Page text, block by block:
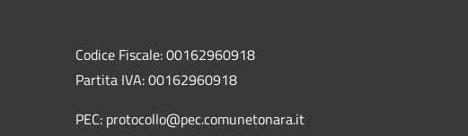
Codice Fiscale: 00162960918
Partita IVA: 00162960918
PEC: protocollo@pec.comunetonara.it